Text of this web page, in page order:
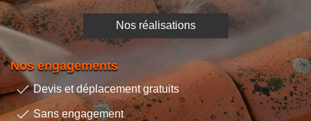
Nos réalisations
Nos engagements
Devis et déplacement gratuits
Sans engagement